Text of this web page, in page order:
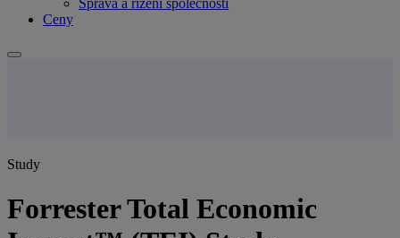
Správa a řízení společnosti
Ceny
Study
Forrester Total Economic